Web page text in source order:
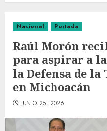
Nacional Portada
Raúl Morón
para aspirar a
la Defensa de
en Michoacán
JUNIO 25, 2026